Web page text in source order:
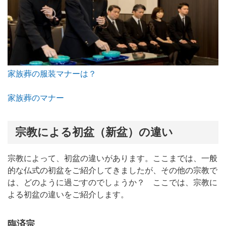
家族葬の服装マナーは？
家族葬のマナー
宗教による初盆（新盆）の違い
宗教によって、初盆の違いがあります。ここまでは、一般
的な仏式の初盆をご紹介してきましたが、その他の宗教で
は、どのように過ごすのでしょうか？ ここでは、宗教に
よる初盆の違いをご紹介します。
臨済宗